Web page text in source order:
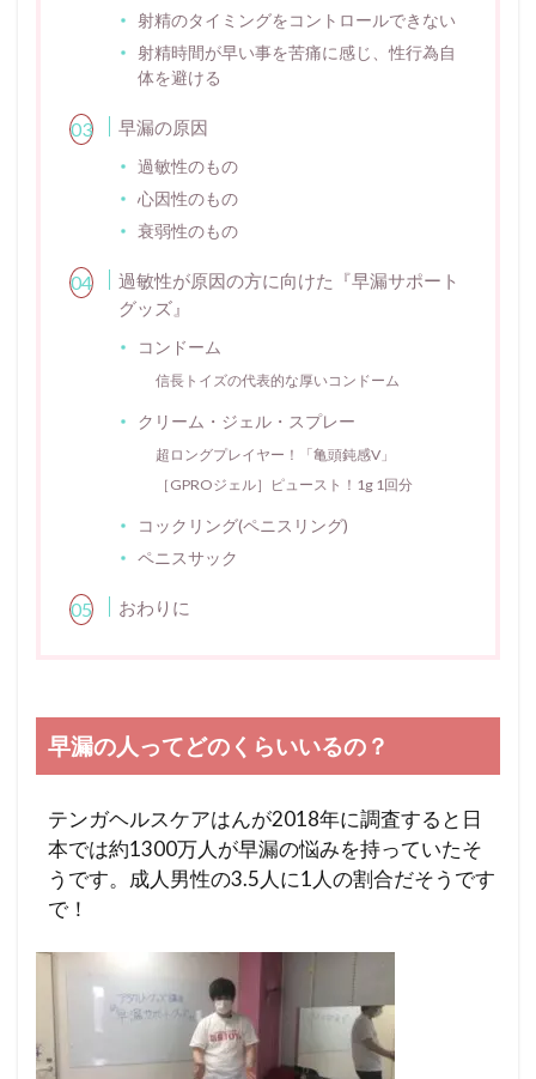
射精のタイミングをコントロールできない
射精時間が早い事を苦痛に感じ、性行為自
体を避ける
早漏の原因
過敏性のもの
心因性のもの
衰弱性のもの
過敏性が原因の方に向けた『早漏サポート
グッズ』
コンドーム
信長トイズの代表的な厚いコンドーム
クリーム・ジェル・スプレー
超ロングプレイヤー！「亀頭鈍感V」
［GPROジェル］ピュースト！1g 1回分
コックリング(ペニスリング)
ペニスサック
おわりに
早漏の人ってどのくらいいるの？
テンガヘルスケアはんが2018年に調査すると日
本では約1300万人が早漏の悩みを持っていたそ
うです。成人男性の3.5人に1人の割合だそうです
で！